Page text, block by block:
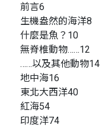
前言6
生機盎然的海洋8
什麼是魚？10
無脊椎動物……12
……以及其他動物14
地中海16
東北大西洋40
紅海54
印度洋74